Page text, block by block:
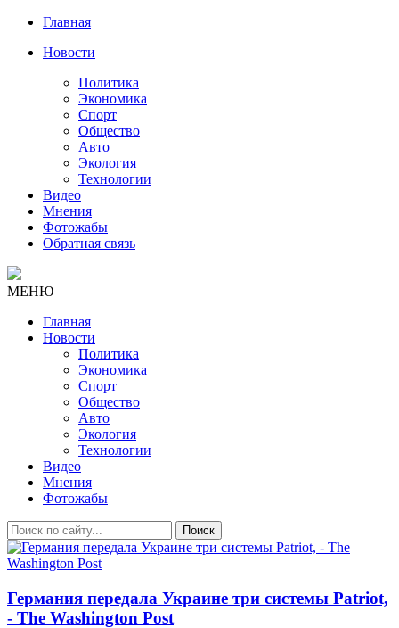
Главная
Новости
Политика
Экономика
Спорт
Общество
Авто
Экология
Технологии
Видео
Мнения
Фотожабы
Обратная связь
МЕНЮ
Главная
Новости
Политика
Экономика
Спорт
Общество
Авто
Экология
Технологии
Видео
Мнения
Фотожабы
Поиск
Германия передала Украине три системы Patriot,
- The Washington Post